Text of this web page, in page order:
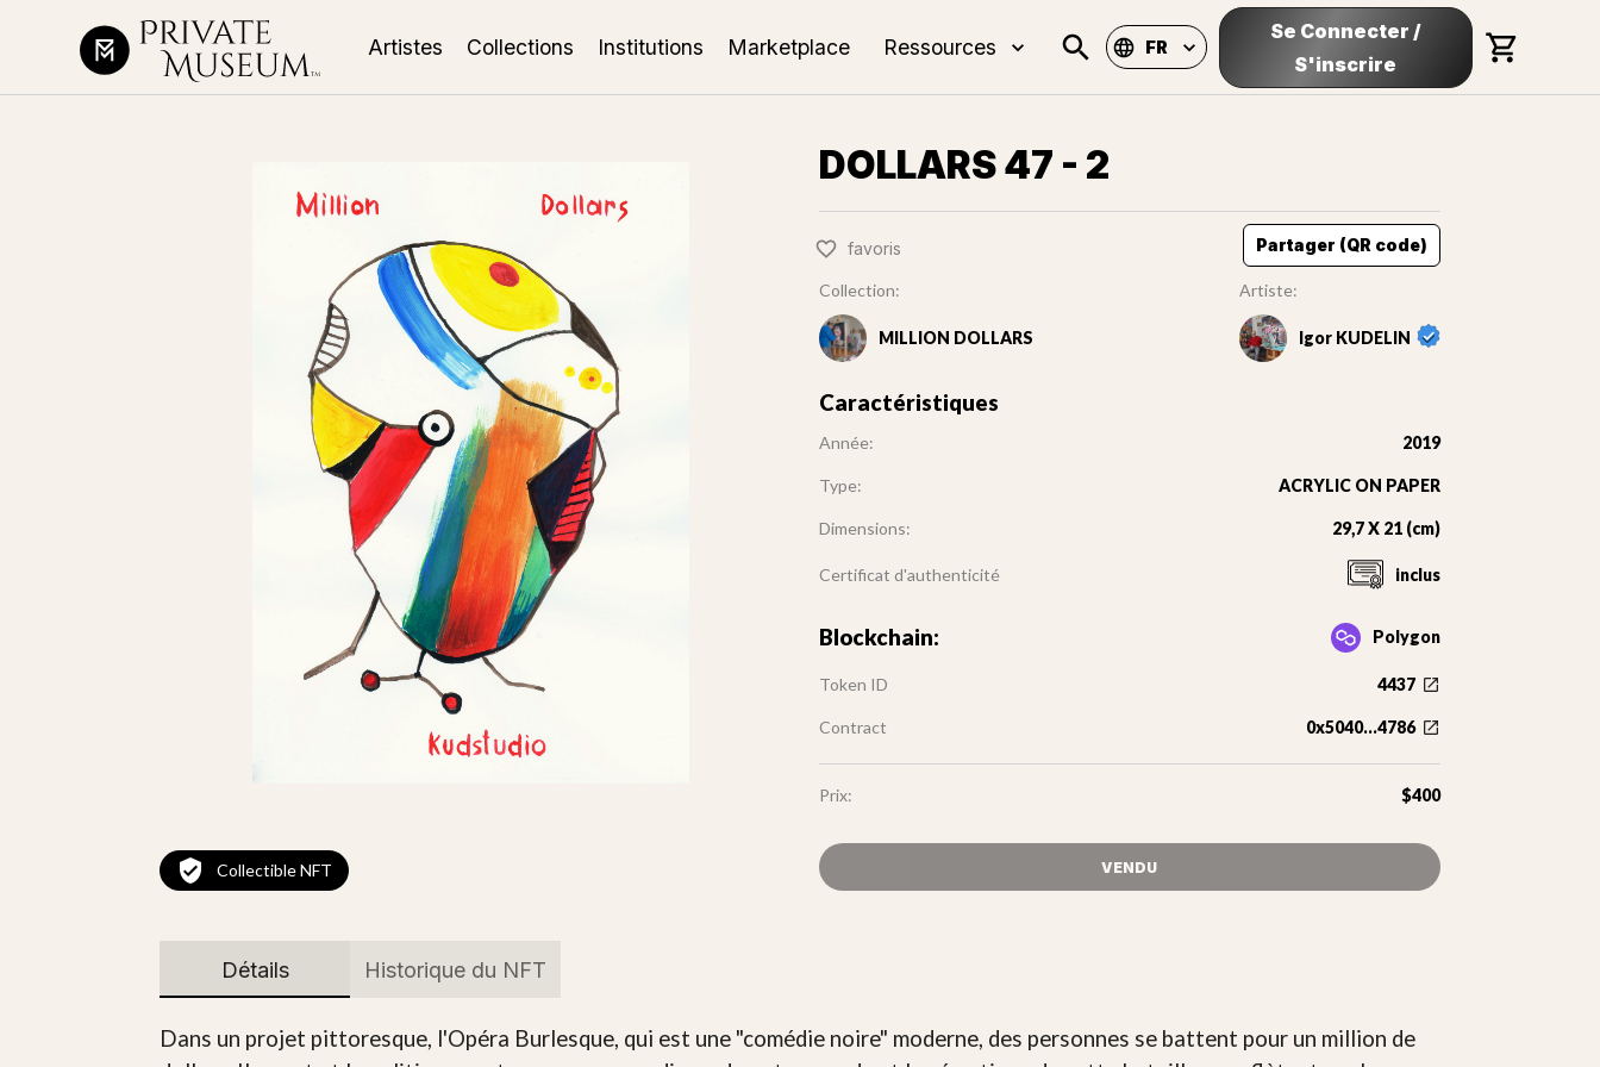
Artistes Collections Institutions Marketplace Ressources FR
Se Connecter /
S'inscrire
Collectible NFT
DOLLARS 47 - 2
favoris Partager (QR code)
Collection:
MILLION DOLLARS
Artiste:
Igor KUDELIN
Caractéristiques
Année: 2019
Type: ACRYLIC ON PAPER
Dimensions: 29,7 X 21 (cm)
Certificat d'authenticité inclus
Blockchain: Polygon
Token ID 4437
Contract 0x5040...4786
Prix: $400
VENDU
Détails Historique du NFT
Dans un projet pittoresque, l'Opéra Burlesque, qui est une "comédie noire" moderne, des personnes se battent pour un million de